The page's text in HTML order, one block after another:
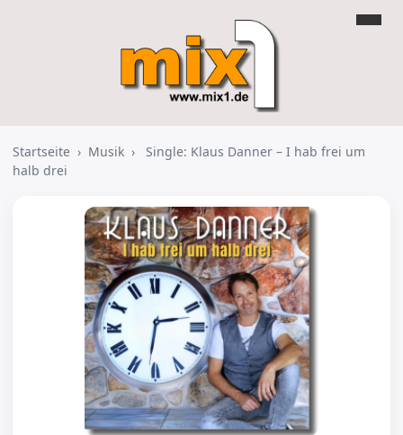
Startseite › Musik ›
Single: Klaus Danner – I hab frei um
halb drei